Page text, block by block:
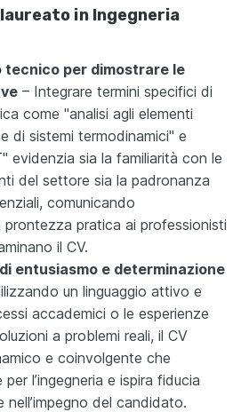
in Ingegneria
per dimostrare le
– Integrare termini specifici di
come "analisi agli elementi
di sistemi termodinamici" e
evidenzia sia la familiarità con le
del settore sia la padronanza
comunicando
prontezza pratica ai professionisti
il CV.
entusiasmo e determinazione
un linguaggio attivo e
accademici o le esperienze
a problemi reali, il CV
e coinvolgente che
l’ingegneria e ispira fiducia
nell’impegno del candidato.